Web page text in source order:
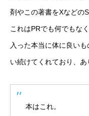
剤やこの著書をXなどの
これはPRでも何でもな
入った本当に体に良い
い続けてくれており、あ
本はこれ。